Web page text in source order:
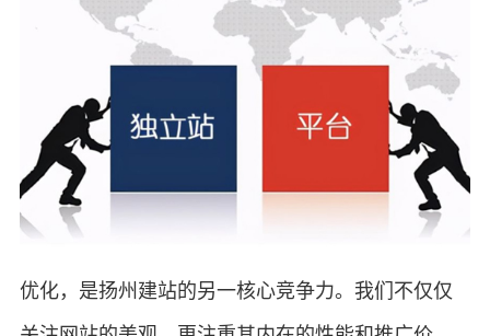
优化，是扬州建站的另一核心竞争力。我们不仅仅